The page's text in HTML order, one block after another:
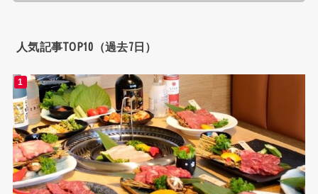
人気記事TOP10（過去7日）